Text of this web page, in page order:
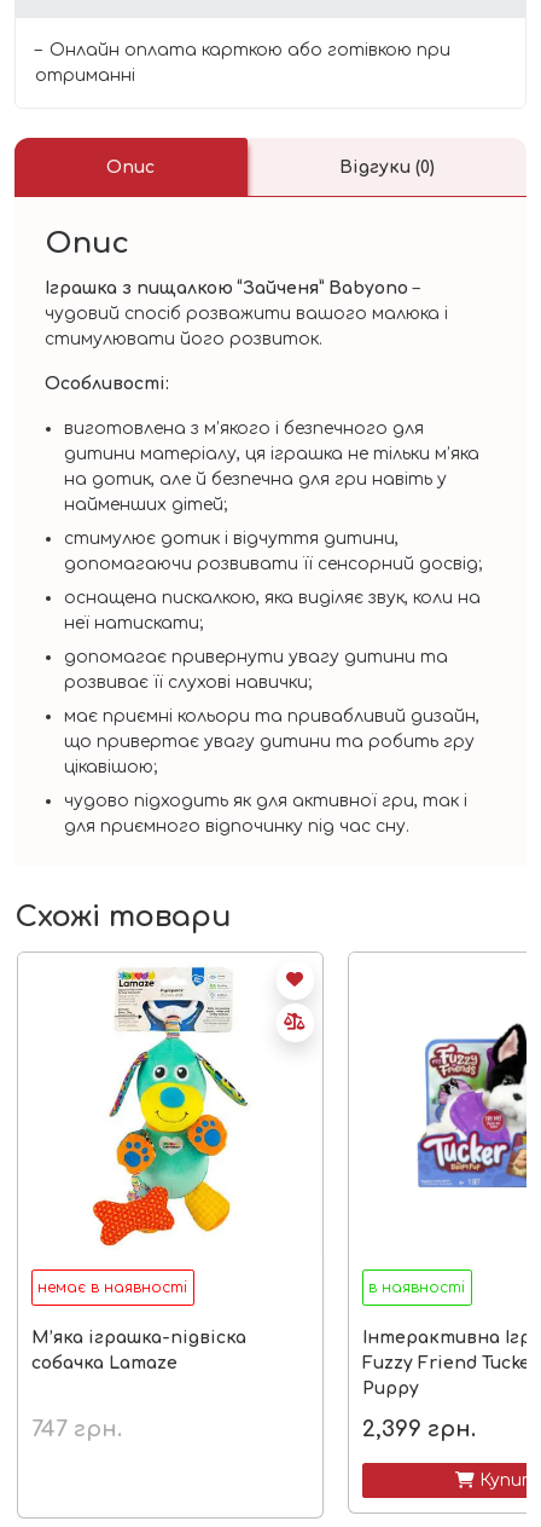
Онлайн оплата карткою або готівкою при
отриманні
Опис Відгуки (0)
Опис
Іграшка з пищалкою “Зайченя” Babyono –
чудовий спосіб розважити вашого малюка і
стимулювати його розвиток.
Особливості:
виготовлена з м’якого і безпечного для
дитини матеріалу, ця іграшка не тільки м’яка
на дотик, але й безпечна для гри навіть у
найменших дітей;
стимулює дотик і відчуття дитини,
допомагаючи розвивати її сенсорний досвід;
оснащена пискалкою, яка виділяє звук, коли на
неї натискати;
допомагає привернути увагу дитини та
розвиває її слухові навички;
має приємні кольори та привабливий дизайн,
що привертає увагу дитини та робить гру
цікавішою;
чудово підходить як для активної гри, так і
для приємного відпочинку під час сну.
Схожі товари
немає в наявності
М’яка іграшка-підвіска
собачка Lamaze
747грн.
в наявності
Інтерактивна
Fuzzy Friend
Puppy
2,399 грн.
